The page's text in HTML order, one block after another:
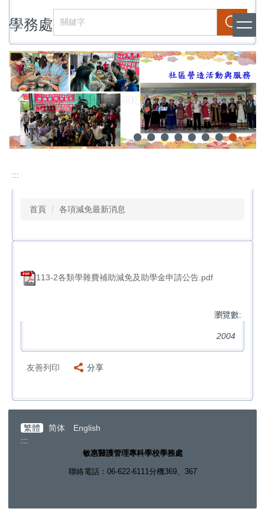
到
要
內
容
區
學務處 搜尋
:::
首頁 各項減免最新消息
113-2各類學雜費補助減免及助學金申請公告.pdf
瀏覽數:
2004
友善列印 分享
繁體 简体
English
:::
敏惠醫護管理專科學校學務處
聯絡電話：06-622-6111分機369、367